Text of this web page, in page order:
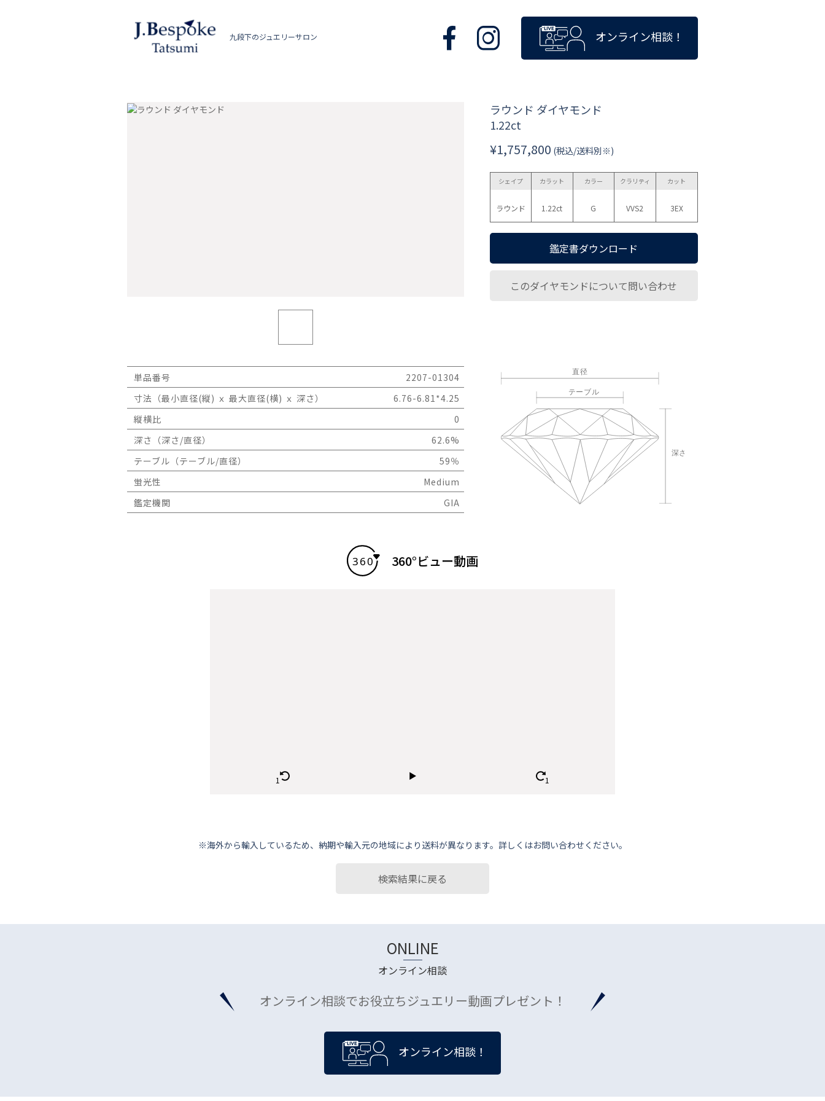
九段下のジュエリーサロン オンライン相談！
ラウンド ダイヤモンド
1.22ct
¥1,757,800 (税込/送料別※)
シェイプ
ラウンド
カラット
1.22ct
カラー
G
クラリティ
VVS2
カット
3EX
鑑定書ダウンロード
このダイヤモンドについて問い合わせ
単品番号
2207-01304
寸法（最小直径(縦) ｘ 最大直径(横) ｘ 深さ）
6.76-6.81*4.25
縦横比
0
深さ（深さ/直径）
62.6%
テーブル（テーブル/直径）
59％
蛍光性
Medium
鑑定機関
GIA
360°ビュー動画
※海外から輸⼊しているため、納期や輸⼊元の地域により送料が異なります。詳しくはお問い合わせください。
検索結果に戻る
ONLINE
オンライン相談
オンライン相談でお役立ちジュエリー動画プレゼント！
オンライン相談！